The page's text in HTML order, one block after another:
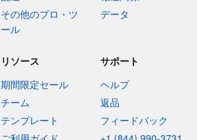
その他のプロ・ツ
ール
データ
リソース
期間限定セール
チーム
テンプレート
サポート
ヘルプ
返品
フィードバック